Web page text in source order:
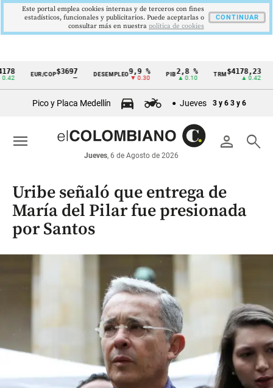
Cintillo
económicos
Colombia
EUR/COP$3697
—
DESEMPLEO9,9 %
▼ 0.30
PIB 2,8 %
▲ 0.10
TRM $4178,23
▲ 0.42
IPC
Pico y Placa Medellín Jueves 3 y 6 3 y 6
person search
Jueves, 6 de Agosto de 2026
menu
Uribe señaló que entrega de
María del Pilar fue presionada
por Santos
Este portal emplea cookies internas y de terceros con fines
estadísticos, funcionales y publicitarios. Puede aceptarlas o
consultar más en nuestra politica de cookies
CONTINUAR